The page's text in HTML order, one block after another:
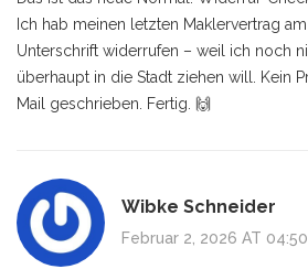
Ich hab meinen letzten Maklervertrag
Unterschrift widerrufen – weil ich noch
überhaupt in die Stadt ziehen will. Kein
Mail geschrieben. Fertig. 🙌
Wibke Schneider
Februar 2, 2026 AT 04:50